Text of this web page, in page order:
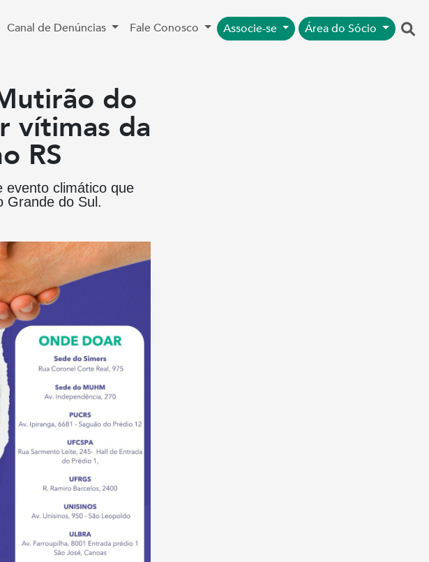
Canal de Denúncias Fale Conosco Associe-se Área do Sócio
do
vítimas da
RS
evento climático que
Grande do Sul.